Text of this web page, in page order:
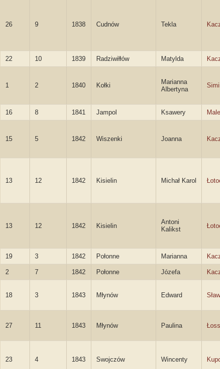
26 9 1838 Cudnów Tekla
22 10 1839 Radziwiłłów Matylda
1 2 1840 Kołki
Marianna
Albertyna
16 8 1841 Jampol Ksawery
15 5 1842 Wiszenki Joanna
13 12 1842 Kisielin Michał Karol
13 12 1842 Kisielin
Antoni
Kalikst
19 3 1842 Połonne Marianna
2 7 1842 Połonne Józefa
18 3 1843 Młynów Edward
27 11 1843 Młynów Paulina
23 4 1843 Swojczów Wincenty